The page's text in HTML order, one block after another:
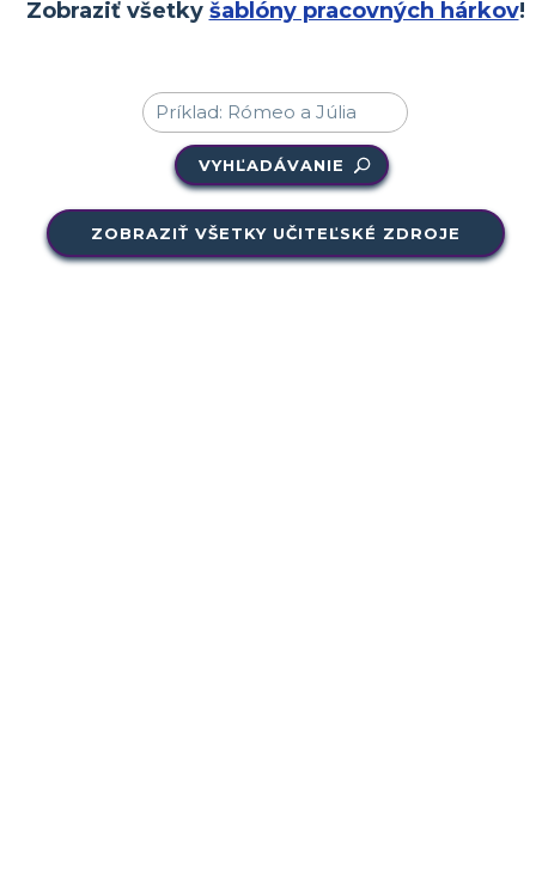
Zobraziť všetky šablóny pracovných hárkov!
VYHĽADÁVANIE
ZOBRAZIŤ VŠETKY UČITEĽSKÉ ZDROJE